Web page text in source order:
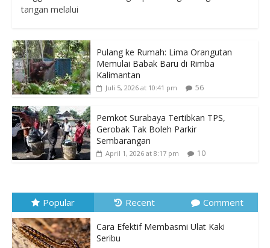
tangan melalui
Pulang ke Rumah: Lima Orangutan
Memulai Babak Baru di Rimba
Kalimantan
Juli 5, 2026 at 10:41 pm 56
Pemkot Surabaya Tertibkan TPS,
Gerobak Tak Boleh Parkir
Sembarangan
April 1, 2026 at 8:17 pm 10
Popular Recent Comment
Cara Efektif Membasmi Ulat Kaki
Seribu